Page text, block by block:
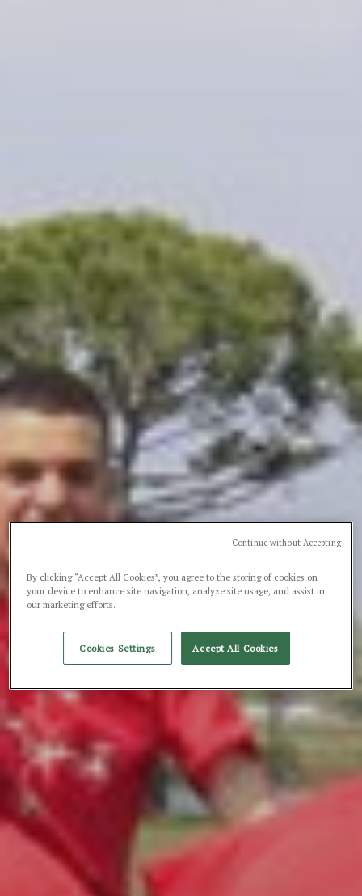
By clicking “Accept All Cookies”, you agree to the storing of cookies on
your device to enhance site navigation, analyze site usage, and assist in
our marketing efforts.
Cookies Settings Accept All Cookies
Continue without Accepting